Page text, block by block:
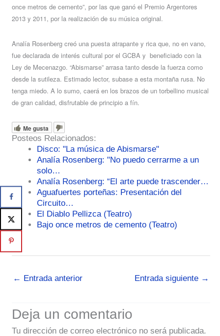
once metros de cemento”, por las que ganó el Premio Argentores
2013 y 2011, por la realización de su música original.
Analía Rosenberg creó una puesta atrapante y rica que, no en vano,
fue declarada de interés cultural por el GCBA y beneficiado con la
Ley de Mecenazgo. “Abismarse” arrasa tanto desde la fuerza como
desde la sutileza. Estimado lector, subase a esta montaña rusa. No
tenga miedo. A lo sumo, caerá en los brazos de un torbellino musical
de gran calidad, disfrutable de principio a fín.
Me gusta
Posteos Relacionados:
Disco: "La música de Abismarse"
Analía Rosenberg: "No puedo cerrarme a un
solo…
Analía Rosenberg: “El arte puede trascender…
Aguafuertes porteñas: Presentación del
Circuito…
El Diablo Pellizca (Teatro)
Bajo once metros de cemento (Teatro)
← Entrada anterior Entrada siguiente →
Deja un comentario
Tu dirección de correo electrónico no será publicada.